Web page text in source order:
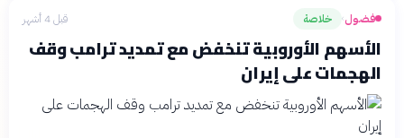
فضول› خلاصة قبل 4 أشهر
الأسهم الأوروبية تنخفض مع تمديد ترامب وقف
الهجمات على إيران